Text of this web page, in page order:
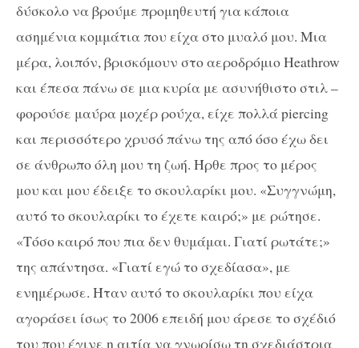
δύσκολο να βρούμε προμηθευτή για κάποια
ασημένια κομμάτια που είχα στο μυαλό μου. Μια
μέρα, λοιπόν, βρισκόμουν στο αεροδρόμιο Heathrow
και έπεσα πάνω σε μια κυρία με ασυνήθιστο στιλ –
φορούσε μαύρα μοχέρ ρούχα, είχε πολλά piercing
και περισσότερο χρυσό πάνω της από όσο έχω δει
σε άνθρωπο όλη μου τη ζωή. Ήρθε προς το μέρος
μου και μου έδειξε το σκουλαρίκι μου. «Συγγνώμη,
αυτό το σκουλαρίκι το έχετε καιρό;» με ρώτησε.
«Τόσο καιρό που πια δεν θυμάμαι. Γιατί ρωτάτε;»
της απάντησα. «Γιατί εγώ το σχεδίασα», με
ενημέρωσε. Ήταν αυτό το σκουλαρίκι που είχα
αγοράσει ίσως το 2006 επειδή μου άρεσε το σχέδιό
του που έγινε η αιτία να γνωρίσω τη σχεδιάστρια